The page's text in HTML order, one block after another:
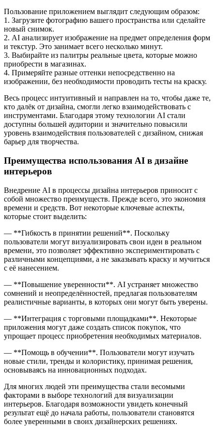
Пользование приложением выглядит следующим образом:
1. Загрузите фотографию вашего пространства или сделайте
новый снимок.
2. AI анализирует изображение на предмет определения форм
и текстур. Это занимает всего несколько минут.
3. Выбирайте из палитры реальные цвета, которые можно
приобрести в магазинах.
4. Примеряйте разные оттенки непосредственно на
изображении, без необходимости проводить тесты на краску.
Весь процесс интуитивный и направлен на то, чтобы даже те,
кто далёк от дизайна, смогли легко взаимодействовать с
инструментами. Благодаря этому технологии AI стали
доступны большей аудитории и значительно повысили
уровень взаимодействия пользователей с дизайном, снижая
барьер для творчества.
Преимущества использования AI в дизайне
интерьеров
Внедрение AI в процессы дизайна интерьеров приносит с
собой множество преимуществ. Прежде всего, это экономия
времени и средств. Вот некоторые ключевые аспекты,
которые стоит выделить:
— **Гибкость в принятии решений**. Поскольку
пользователи могут визуализировать свои идеи в реальном
времени, это позволяет эффективно экспериментировать с
различными концепциями, а не заказывать краску и мучиться
с её нанесением.
— **Повышение уверенности**. AI устраняет множество
сомнений и неопределённостей, предлагая пользователям
реалистичные варианты, в которых они могут быть уверены.
— **Интеграция с торговыми площадками**. Некоторые
приложения могут даже создать список покупок, что
упрощает процесс приобретения необходимых материалов.
— **Помощь в обучении**. Пользователи могут изучать
новые стили, тренды и колористику, принимая решения,
основываясь на инновационных подходах.
Для многих людей эти преимущества стали весомыми
факторами в выборе технологий для визуализации
интерьеров. Благодаря возможности увидеть конечный
результат ещё до начала работы, пользователи становятся
более уверенными в своих дизайнерских решениях.